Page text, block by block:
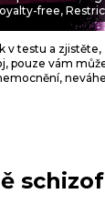
free,
v testu a
pouze vám